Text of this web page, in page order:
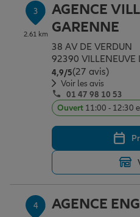
Assurance scolaire
Protection juridique
Tous nos devis d'assurance
3
2.61 km
AGENCE
GARENNE
38 AV DE VERDUN
92390 VILLENEUVE
4,9/5Note de 4.9 sur 5
(27 avis)
Voir les avis
01 47 98 10 53
Ouvert 11:00 - 12:30
4 AGENCE